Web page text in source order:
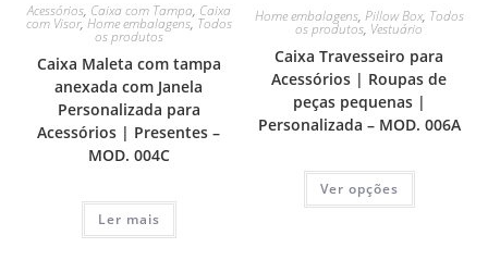
Acessórios, Caixa com Tampa, Caixa
com Visor, Home embalagens, Todos
os produtos
Caixa Maleta com tampa
anexada com Janela
Personalizada para
Acessórios | Presentes –
MOD. 004C
Ler mais
Home embalagens, Pillow Box, Todos
os produtos, Vestuário
Caixa Travesseiro para
Acessórios | Roupas de
peças pequenas |
Personalizada – MOD. 006A
Ver opções